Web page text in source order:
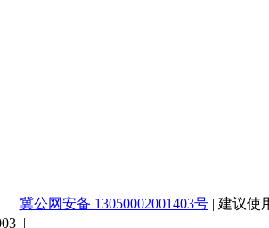
冀公网安备 13050002001403号 | 建议使
|